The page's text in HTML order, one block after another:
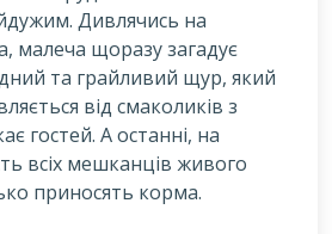
Дивлячись на
малеча щоразу загадує
та грайливий щур, який
від смаколиків з
гостей. А останні, на
всіх мешканців живого
приносять корма.